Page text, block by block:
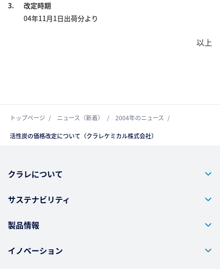
3.
改定時期
04年11月1日出荷分より
以上
トップページ ニュース（新着） 2004年のニュース
活性炭の価格改定について（クラレケミカル株式会社）
クラレについて
サステナビリティ
製品情報
イノベーション